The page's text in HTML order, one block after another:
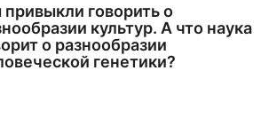
говорить о
культур. А что наука
о разнообразии
генетики?